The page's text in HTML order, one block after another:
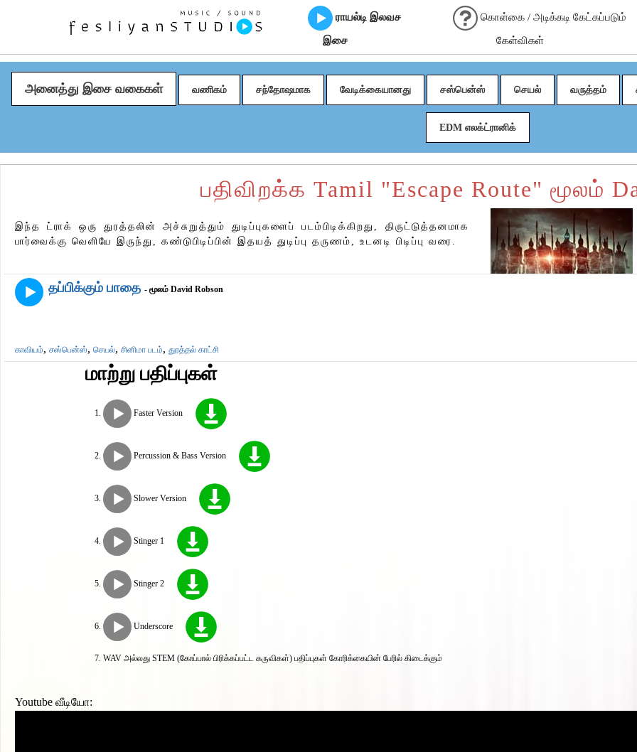
ராயல்டி இலவச
இசை
கொள்கை / அடிக்கடி கேட்கப்படும்
கேள்விகள்
அனைத்து இசை வகைகள் வணிகம் சந்தோஷமாக வேடிக்கையானது சஸ்பென்ஸ் செயல் வருத்தம்
EDM எலக்ட்ரானிக்
பதிவிறக்க Tamil "Escape Route" மூலம்
இந்த ட்ராக் ஒரு துரத்தலின் அச்சுறுத்தும் துடிப்புகளைப் படம்பிடிக்கிறது, திருட்டுத்தனமாக
பார்வைக்கு வெளியே இருந்து, கண்டுபிடிப்பின் இதயத் துடிப்பு தருணம், உடனடி பிடிப்பு வரை.
தப்பிக்கும் பாதை - மூலம் David Robson
காவியம், சஸ்பென்ஸ், செயல், சினிமா படம், துரத்தல் காட்சி
மாற்று பதிப்புகள்
Faster Version
Percussion & Bass Version
Slower Version
Stinger 1
Stinger 2
Underscore
WAV அல்லது STEM (கோப்பால் பிரிக்கப்பட்ட கருவிகள்) பதிப்புகள் கோரிக்கையின் பேரில் கிடைக்கும்
Youtube வீடியோ: